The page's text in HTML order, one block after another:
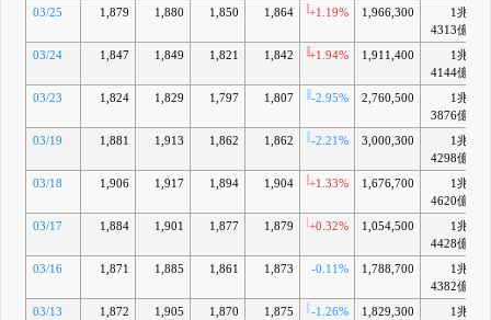
03/25 1,879 1,880 1,850 1,864 +1.19% 1,966,300
1兆
4313億
03/24
1,847 1,849 1,821 1,842 +1.94% 1,911,400
1兆
4144億
03/23 1,824 1,829 1,797 1,807 -2.95% 2,760,500
1兆
3876億
03/19 1,881 1,913 1,862 1,862 -2.21% 3,000,300
1兆
4298億
03/18 1,906 1,917 1,894 1,904 +1.33% 1,676,700
1兆
4620億
03/17 1,884 1,901 1,877 1,879 +0.32% 1,054,500
1兆
4428億
03/16 1,871 1,885 1,861 1,873 -0.11% 1,788,700
1兆
4382億
03/13 1,872 1,905 1,870 1,875 -1.26% 1,829,300
1兆